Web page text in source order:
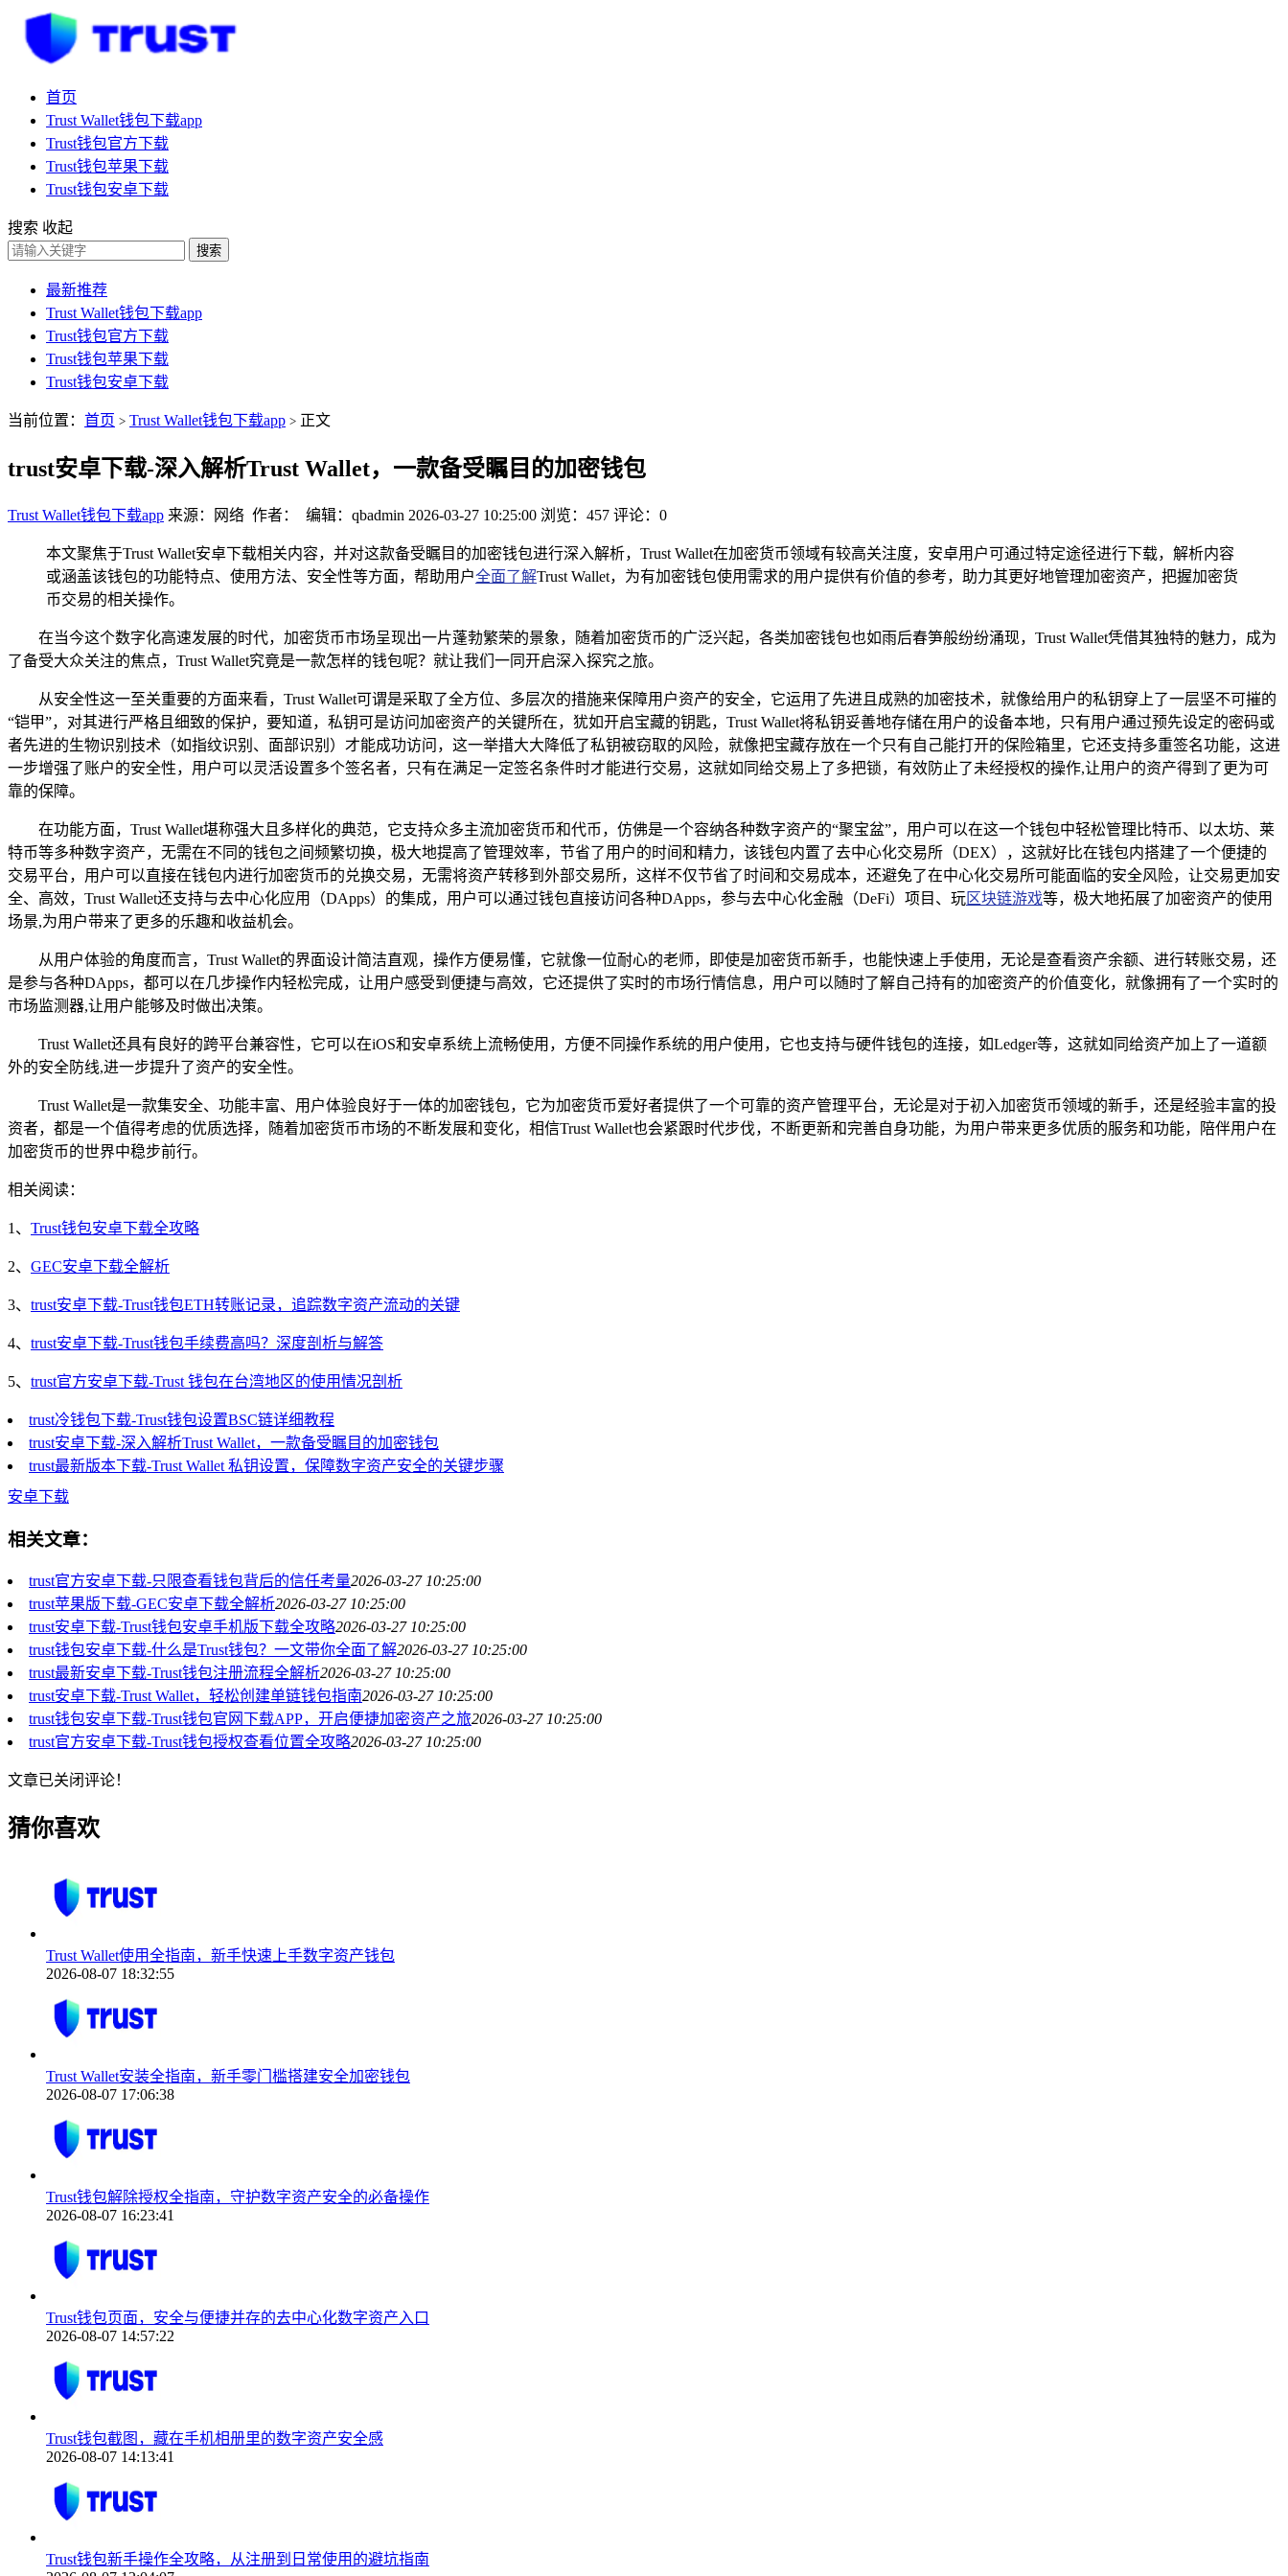
首页
Trust Wallet钱包下载app
Trust钱包官方下载
Trust钱包苹果下载
Trust钱包安卓下载
搜索 收起
搜索
最新推荐
Trust Wallet钱包下载app
Trust钱包官方下载
Trust钱包苹果下载
Trust钱包安卓下载
当前位置： 首页 > Trust Wallet钱包下载app > 正文
trust安卓下载-深入解析Trust Wallet，一款备受瞩目的加密钱包
Trust Wallet钱包下载app 来源：网络 作者： 编辑：qbadmin 2026-03-27 10:25:00 浏览：457 评论：0
本文聚焦于Trust Wallet安卓下载相关内容，并对这款备受瞩目的加密钱包进行深入解析，Trust Wallet在加密货币领域有较高关注度，安卓用户可通过特定途径进行下载，解析内容
或涵盖该钱包的功能特点、使用方法、安全性等方面，帮助用户全面了解Trust Wallet，为有加密钱包使用需求的用户提供有价值的参考，助力其更好地管理加密资产，把握加密货
币交易的相关操作。
在当今这个数字化高速发展的时代，加密货币市场呈现出一片蓬勃繁荣的景象，随着加密货币的广泛兴起，各类加密钱包也如雨后春笋般纷纷涌现，Trust Wallet凭借其独特的魅力，成为
了备受大众关注的焦点，Trust Wallet究竟是一款怎样的钱包呢？就让我们一同开启深入探究之旅。
从安全性这一至关重要的方面来看，Trust Wallet可谓是采取了全方位、多层次的措施来保障用户资产的安全，它运用了先进且成熟的加密技术，就像给用户的私钥穿上了一层坚不可摧的
“铠甲”，对其进行严格且细致的保护，要知道，私钥可是访问加密资产的关键所在，犹如开启宝藏的钥匙，Trust Wallet将私钥妥善地存储在用户的设备本地，只有用户通过预先设定的密码或
者先进的生物识别技术（如指纹识别、面部识别）才能成功访问，这一举措大大降低了私钥被窃取的风险，就像把宝藏存放在一个只有自己能打开的保险箱里，它还支持多重签名功能，这进
一步增强了账户的安全性，用户可以灵活设置多个签名者，只有在满足一定签名条件时才能进行交易，这就如同给交易上了多把锁，有效防止了未经授权的操作,让用户的资产得到了更为可
靠的保障。
在功能方面，Trust Wallet堪称强大且多样化的典范，它支持众多主流加密货币和代币，仿佛是一个容纳各种数字资产的“聚宝盆”，用户可以在这一个钱包中轻松管理比特币、以太坊、莱
特币等多种数字资产，无需在不同的钱包之间频繁切换，极大地提高了管理效率，节省了用户的时间和精力，该钱包内置了去中心化交易所（DEX），这就好比在钱包内搭建了一个便捷的
交易平台，用户可以直接在钱包内进行加密货币的兑换交易，无需将资产转移到外部交易所，这样不仅节省了时间和交易成本，还避免了在中心化交易所可能面临的安全风险，让交易更加安
全、高效，Trust Wallet还支持与去中心化应用（DApps）的集成，用户可以通过钱包直接访问各种DApps，参与去中心化金融（DeFi）项目、玩区块链游戏等，极大地拓展了加密资产的使用
场景,为用户带来了更多的乐趣和收益机会。
从用户体验的角度而言，Trust Wallet的界面设计简洁直观，操作方便易懂，它就像一位耐心的老师，即使是加密货币新手，也能快速上手使用，无论是查看资产余额、进行转账交易，还
是参与各种DApps，都可以在几步操作内轻松完成，让用户感受到便捷与高效，它还提供了实时的市场行情信息，用户可以随时了解自己持有的加密资产的价值变化，就像拥有了一个实时的
市场监测器,让用户能够及时做出决策。
Trust Wallet还具有良好的跨平台兼容性，它可以在iOS和安卓系统上流畅使用，方便不同操作系统的用户使用，它也支持与硬件钱包的连接，如Ledger等，这就如同给资产加上了一道额
外的安全防线,进一步提升了资产的安全性。
Trust Wallet是一款集安全、功能丰富、用户体验良好于一体的加密钱包，它为加密货币爱好者提供了一个可靠的资产管理平台，无论是对于初入加密货币领域的新手，还是经验丰富的投
资者，都是一个值得考虑的优质选择，随着加密货币市场的不断发展和变化，相信Trust Wallet也会紧跟时代步伐，不断更新和完善自身功能，为用户带来更多优质的服务和功能，陪伴用户在
加密货币的世界中稳步前行。
相关阅读：
1、 Trust钱包安卓下载全攻略
2、 GEC安卓下载全解析
3、 trust安卓下载-Trust钱包ETH转账记录，追踪数字资产流动的关键
4、 trust安卓下载-Trust钱包手续费高吗？深度剖析与解答
5、 trust官方安卓下载-Trust 钱包在台湾地区的使用情况剖析
trust冷钱包下载-Trust钱包设置BSC链详细教程
trust安卓下载-深入解析Trust Wallet，一款备受瞩目的加密钱包
trust最新版本下载-Trust Wallet 私钥设置，保障数字资产安全的关键步骤
安卓下载
相关文章：
trust官方安卓下载-只限查看钱包背后的信任考量2026-03-27 10:25:00
trust苹果版下载-GEC安卓下载全解析2026-03-27 10:25:00
trust安卓下载-Trust钱包安卓手机版下载全攻略2026-03-27 10:25:00
trust钱包安卓下载-什么是Trust钱包？一文带你全面了解2026-03-27 10:25:00
trust最新安卓下载-Trust钱包注册流程全解析2026-03-27 10:25:00
trust安卓下载-Trust Wallet，轻松创建单链钱包指南2026-03-27 10:25:00
trust钱包安卓下载-Trust钱包官网下载APP，开启便捷加密资产之旅2026-03-27 10:25:00
trust官方安卓下载-Trust钱包授权查看位置全攻略2026-03-27 10:25:00
文章已关闭评论！
猜你喜欢
Trust Wallet使用全指南，新手快速上手数字资产钱包
2026-08-07 18:32:55
Trust Wallet安装全指南，新手零门槛搭建安全加密钱包
2026-08-07 17:06:38
Trust钱包解除授权全指南，守护数字资产安全的必备操作
2026-08-07 16:23:41
Trust钱包页面，安全与便捷并存的去中心化数字资产入口
2026-08-07 14:57:22
Trust钱包截图，藏在手机相册里的数字资产安全感
2026-08-07 14:13:41
Trust钱包新手操作全攻略，从注册到日常使用的避坑指南